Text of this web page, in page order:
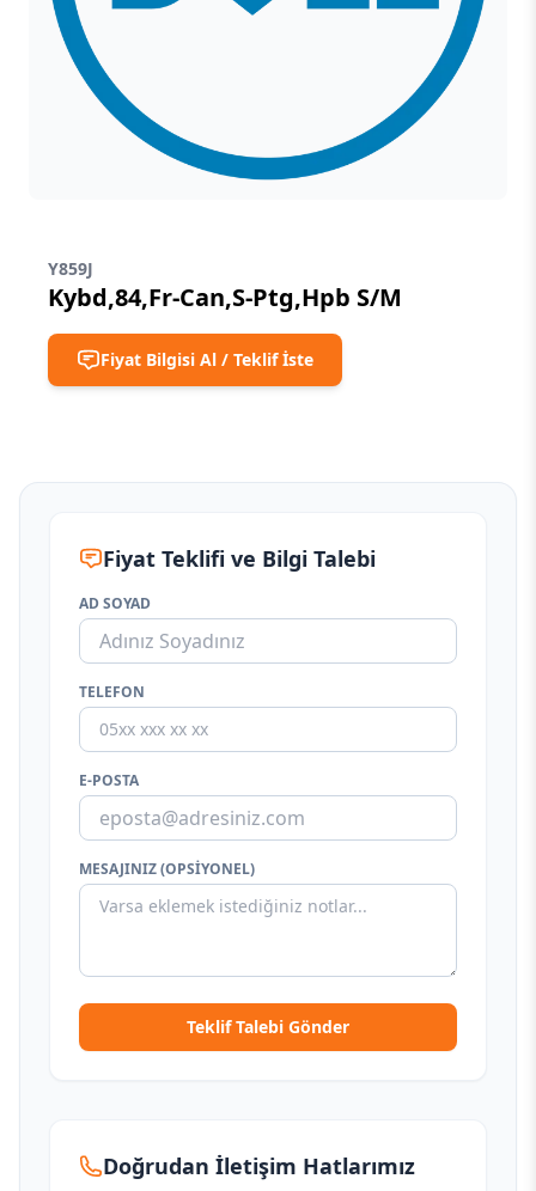
Y859J
Kybd,84,Fr-Can,S-Ptg,Hpb S/M
Fiyat Bilgisi Al / Teklif İste
Fiyat Teklifi ve Bilgi Talebi
AD SOYAD
TELEFON
E-POSTA
MESAJINIZ (OPSIYONEL)
Teklif Talebi Gönder
Doğrudan İletişim Hatlarımız